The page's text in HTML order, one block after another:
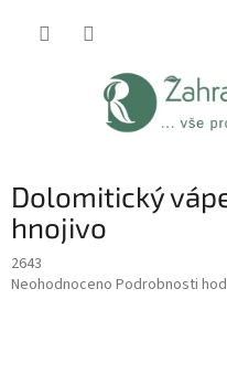
Dolomitický
hnojivo
2643
Průměrné
Neohodnoceno Podrobnosti